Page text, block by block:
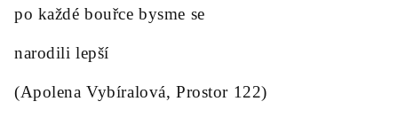
po každé bouřce bysme se
narodili lepší
(Apolena Vybíralová, Prostor 122)